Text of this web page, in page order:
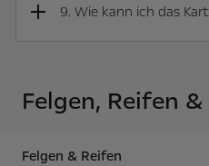
9. Wie kann ich das
Felgen, Reifen
Felgen & Reifen